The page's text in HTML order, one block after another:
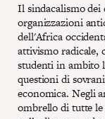
Il sindacalismo dei
organizzazioni
dell'Africa
attivismo radicale,
studenti in ambito
questioni di
economica. Negli
ombrello di tutte